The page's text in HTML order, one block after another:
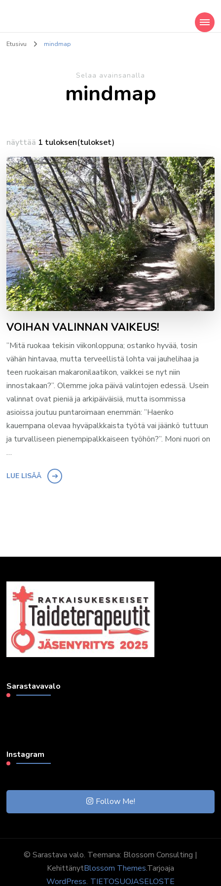
Etusivu mindmap
Selaa avainsanalla
mindmap
näyttää 1 tuloksen(tulokset)
VOIHAN VALINNAN VAIKEUS!
”Mitä ruokaa tekisin viikonloppuna; ostanko hyvää, tosin
vähän hintavaa, mutta terveellistä lohta vai jauhelihaa ja
teen ruokaisan makaronilaatikon, vaikkei se nyt niin
innostakaan?”. Olemme joka päivä valintojen edessä. Usein
valinnat ovat pieniä ja arkipäiväisiä, mutta isommissa
asioissa joutuu puntaroimaan enemmän: ”Haenko
kauempana olevaa hyväpalkkaista työtä vai jäänkö tuttuun
ja turvalliseen pienempipalkkaiseen työhön?”. Moni nuori on
…
LUE LISÄÄ
Sarastavavalo
Instagram
Follow Me!
© Sarastava valo. Teemana: Blossom Consulting |
KehittänytBlossom Themes.Tarjoaja
WordPress. TIETOSUOJASELOSTE